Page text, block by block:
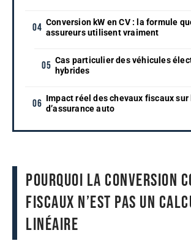
Conversion kW en CV : la formule
assureurs utilisent vraiment
Cas particulier des véhicules
hybrides
Impact réel des chevaux fiscaux
d’assurance auto
Pourquoi la conversion
fiscaux n’est pas un
linéaire